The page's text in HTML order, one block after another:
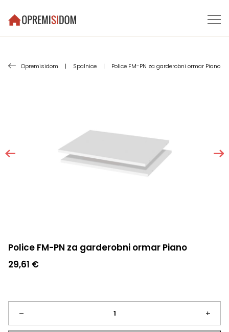
Opremisidom | Spalnice | Police FM-PN za garderobni ormar Piano
Police FM-PN za garderobni ormar Piano
29,61 €
–
Police +